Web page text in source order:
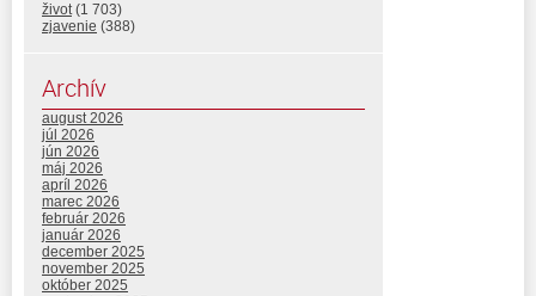
život(1 703)
zjavenie (388)
Archív
august 2026
júl 2026
jún 2026
máj 2026
apríl 2026
marec 2026
február 2026
január 2026
december 2025
november 2025
október 2025